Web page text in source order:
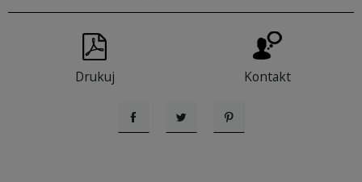
Drukuj Kontakt
UdostępnijTweetujPinterest